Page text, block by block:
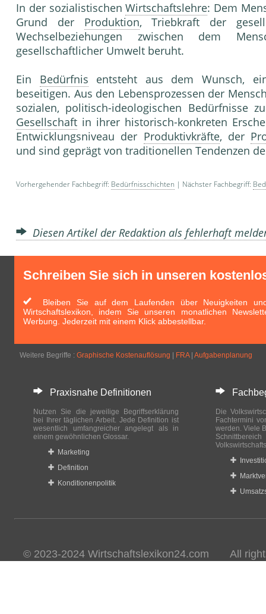
In der sozialistischenWirtschaftslehre: Dem
Grund der Produktion, Triebkraft der
Wechselbeziehungen zwischen dem
gesellschaftlicher Umwelt beruht.
Ein Bedürfnis entsteht aus dem Wunsch,
beseitigen. Aus den Lebensprozessen der
sozialen, politisch-ideologischen Bedürfnisse
Gesellschaft in ihrer historisch-konkreten
Entwicklungsniveau der Produktivkräfte, der
und sind geprägt von traditionellen Tendenzen
Vorhergehender Fachbegriff: Bedürfnisschichten | Nächster Fachbegriff:
Diesen Artikel der Redaktion als fehlerhaft
Schreiben Sie sich in unseren
Bleiben Sie auf dem Laufenden über Neuigkeiten
Wirtschaftslexikon, indem Sie unseren monatlichen
Werbung. Jederzeit mit einem Klick abbestellbar.
Weitere Begriffe : Graphische Kostenauflösung FRA| Aufgabenplanung
Praxisnahe Definitionen
Nutzen Sie die jeweilige Begriffserklärung
bei Ihrer täglichen Arbeit. Jede Definition ist
wesentlich umfangreicher angelegt als in
einem gewöhnlichen Glossar.
Marketing
Definition
Konditionenpolitik
Die
Fachtermini
werden. Viele
© 2023-2024 Wirtschaftslexikon24.com All